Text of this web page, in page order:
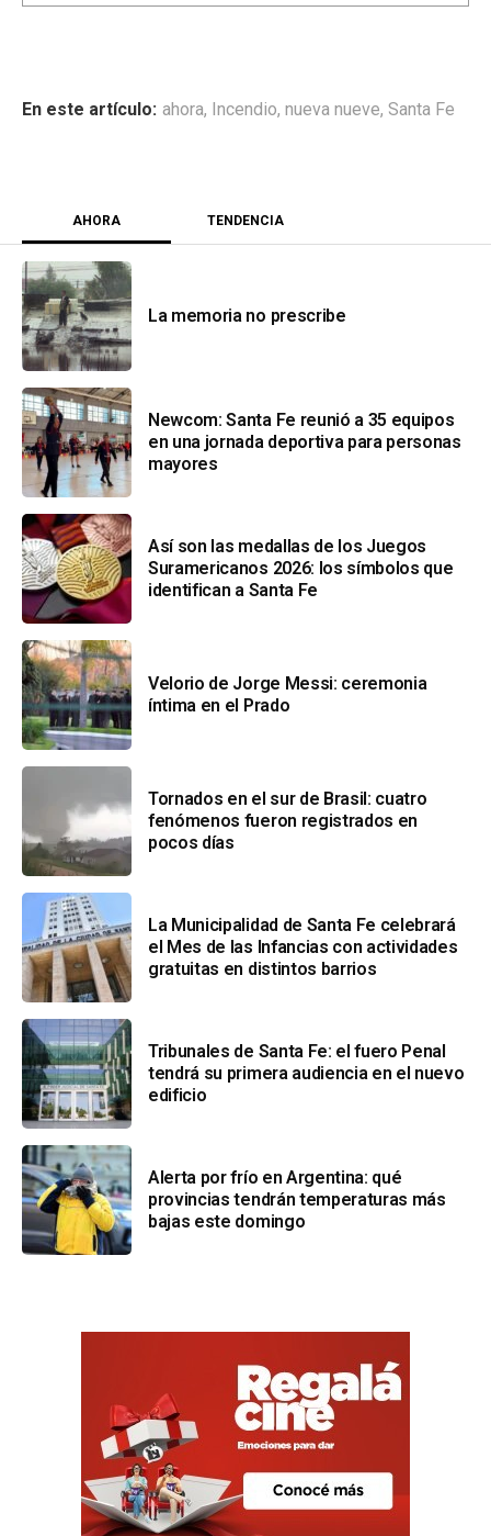
ahora, Incendio, nueva nueve, Santa Fe
AHORA TENDENCIA
La memoria no prescribe
Newcom: Santa Fe reunió a 35 equipos
en una jornada deportiva para personas
mayores
Así son las medallas de los Juegos
Suramericanos 2026: los símbolos que
identifican a Santa Fe
Velorio de Jorge Messi: ceremonia
íntima en el Prado
Tornados en el sur de Brasil: cuatro
fenómenos fueron registrados en
pocos días
La Municipalidad de Santa Fe celebrará
el Mes de las Infancias con actividades
gratuitas en distintos barrios
Tribunales de Santa Fe: el fuero Penal
tendrá su primera audiencia en el nuevo
edificio
Alerta por frío en Argentina: qué
provincias tendrán temperaturas más
bajas este domingo